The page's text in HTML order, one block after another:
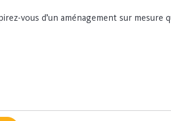
vous d’un aménagement sur mesure